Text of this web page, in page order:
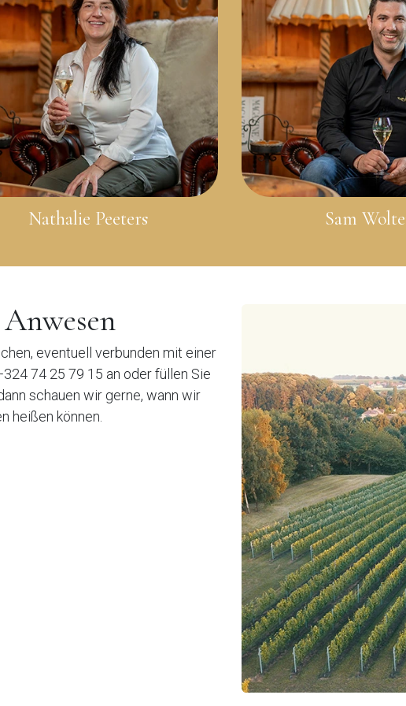
Nathalie Peeters Sam
eventuell verbunden mit einer
74 25 79 15 an oder füllen Sie
schauen wir gerne, wann wir
heißen können.